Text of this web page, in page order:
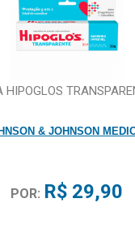
HIPOGLOS
& JOHNSON
POR: R$ 29,90